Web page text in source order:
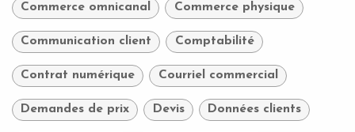
Commerce omnicanal Commerce physique
Communication client Comptabilité
Contrat numérique Courriel commercial
Demandes de prix Devis Données clients